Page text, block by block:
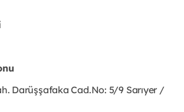
Darüşşafaka Cad.No: 5/9 Sarıyer /